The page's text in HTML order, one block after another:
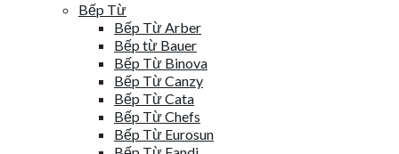
Bếp Từ
Bếp Từ Arber
Bếp từ Bauer
Bếp Từ Binova
Bếp Từ Canzy
Bếp Từ Cata
Bếp Từ Chefs
Bếp Từ Eurosun